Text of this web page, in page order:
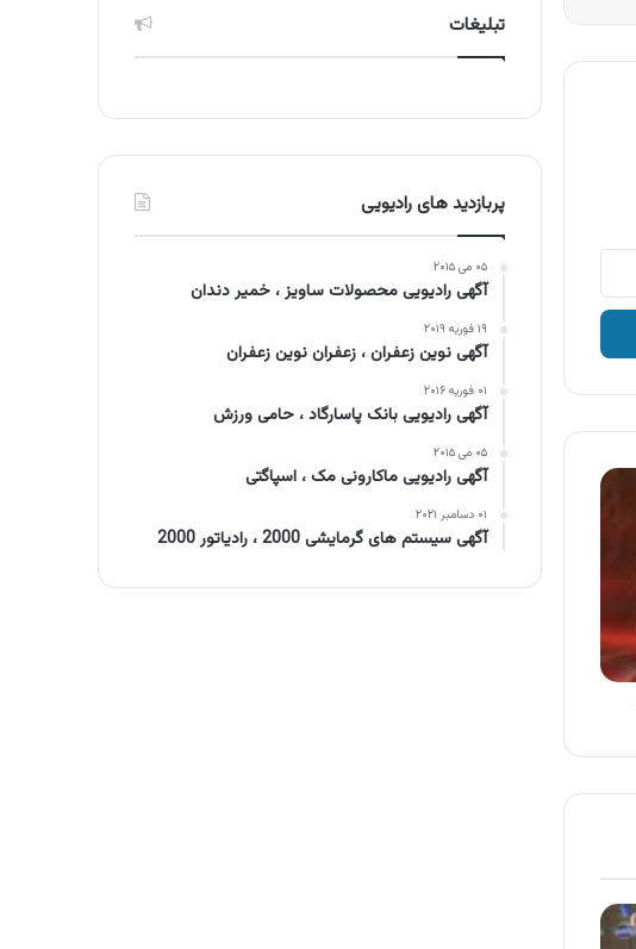
تبلیغات
پربازدید های رادیویی
۰۵ می ۲۰۱۵
آگهی رادیویی محصولات ساویز ، خمیر دندان
۱۹ فوریه ۲۰۱۹
آگهی نوین زعفران ، زعفران نوین زعفران
۰۱ فوریه ۲۰۱۶
آگهی رادیویی بانک پاسارگاد ، حامی ورزش
۰۵ می ۲۰۱۵
آگهی رادیویی ماکارونی مک ، اسپاگتی
۰۱ دسامبر ۲۰۲۱
آگهی سیستم های گرمایشی 2000 ، رادیاتور 2000